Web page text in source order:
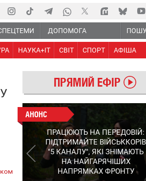
ДОПОМОГА
НАУКА+IT СВІТ СПОРТ АФІША
ПРЯМИЙ ЕФІР
АНОНС
КІНЕЦЬ ВОРОЖИМ
"МОЛНІЯМ" ТА FPV: ЯК
УКРАЇНСЬКИЙ STEP-3
ЗМІНЮЄ ПРАВИЛА ГРИ –
ПОДРОБИЦІ ПРО
ПЕРЕХОПЛЮВАЧ
АНОНС
ПРАЦЮЮТЬ НА ПЕРЕДОВІЙ:
ПІДТРИМАЙТЕ ВІЙСЬККОРІВ
"5 КАНАЛУ", ЯКІ ЗНІМАЮТЬ
НА НАЙГАРЯЧІШИХ
НАПРЯМКАХ ФРОНТУ